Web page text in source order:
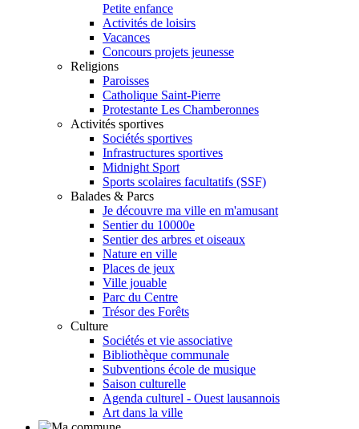
Petite enfance
Activités de loisirs
Vacances
Concours projets jeunesse
Religions
Paroisses
Catholique Saint-Pierre
Protestante Les Chamberonnes
Activités sportives
Sociétés sportives
Infrastructures sportives
Midnight Sport
Sports scolaires facultatifs (SSF)
Balades & Parcs
Je découvre ma ville en m'amusant
Sentier du 10000e
Sentier des arbres et oiseaux
Nature en ville
Places de jeux
Ville jouable
Parc du Centre
Trésor des Forêts
Culture
Sociétés et vie associative
Bibliothèque communale
Subventions école de musique
Saison culturelle
Agenda culturel - Ouest lausannois
Art dans la ville